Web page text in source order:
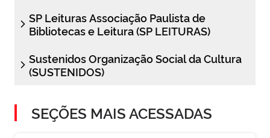
SP Leituras Associação Paulista de
Bibliotecas e Leitura (SP LEITURAS)
Sustenidos Organização Social da Cultura
(SUSTENIDOS)
SEÇÕES MAIS ACESSADAS